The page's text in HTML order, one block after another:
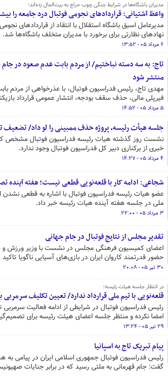
مدیران باشگاه‌ها در شرایط جنگی چوب حراج به بیت‌المال زده‎‌اند؛
واعظ آشتیانی: قراردادهای نجومی فوتبال درد جامعه را
مدیرعامل اسبق باشگاه استقلال با انتقاد از قراردادهای
نهادهای نظارتی برای برخورد با مدیران متخلف باشگاه‌ها شد.
۶ مرداد ۰۵ - ۱۳:۵۲
تاج: به سه‌ دسته نباختیم/ از مردم بابت عدم صعود در جام
منتشر شود
مهدی تاج، رئیس فدراسیون فوتبال، با عذرخواهی از مردم
فیرپلی مالی، حذف سقف بودجه، انتشار عمومی قرارداد
۵ مرداد ۰۵ - ۱۴:۵۲
جلسه هیأت رئیسه، پروژه حذف ممبینی را لو داد/ تضعیف
خبری از برکناری دبیر کل فدراسیون فوتبال وجود ندارد.
۴ مرداد ۰۵ - ۱۴:۲۷
شجاعی: ادامه کار با قلعه‌نویی قطعی نیست؛ هفته آینده
عضو هیات رئیسه فدراسیون فوتبال با اشاره به قطعی نشدن
ملی در جلسه هفته آینده هیات رئیسه خبر داد.
۳ مرداد ۰۵ - ۲۲:۰۰
تقدیر مجلس از نتایج فوتبال در جام جهانی
اعضای کمیسیون فرهنگی مجلس در نشست با وزیر ورزش و
حضور قدرتمند کاروان ایران در بازی‌های آسیایی ناگویا تاکید
۳۰ تیر ۰۵ - ۲۰:۰۸
در انتظار جلسه هیئت رئیسه؛
قلعه‌نویی با تیم ملی قرارداد ندارد/ تعیین تکلیف سرمربی برای
رئیس فدراسیون فوتبال در شرایطی از ادامه فعالیت
امضا نکرده و منتظر جلسه اعضای هیئت رئیسه برای
۲۹ تیر ۰۵ - ۱۳:۲۴
پیام تبریک تاج به اسپانیا
رئیس فدراسیون فوتبال جمهوری اسلامی ایران در پیامی به
گفت: جام قهرمانی به ملتی رسید که در برابر جنایات